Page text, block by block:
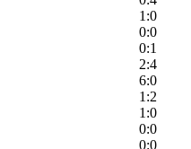
1:0
0:0
0:1
2:4
6:0
1:2
1:0
0:0
0:0